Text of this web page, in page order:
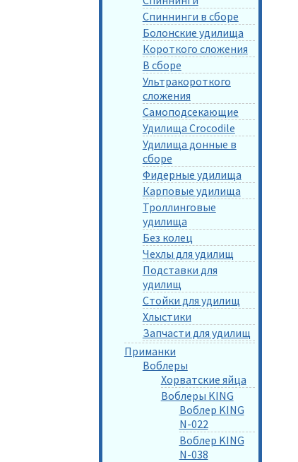
Спиннинги в сборе
Болонские удилища
Короткого сложения
В сборе
Ультракороткого
сложения
Самоподсекающие
Удилища Crocodile
Удилища донные в
сборе
Фидерные удилища
Карповые удилища
Троллинговые
удилища
Без колец
Чехлы для удилищ
Подставки для
удилищ
Стойки для удилищ
Хлыстики
Запчасти для удилищ
Приманки
Воблеры
Хорватские яйца
Воблеры KING
Воблер KING
N-022
Воблер KING
N-038